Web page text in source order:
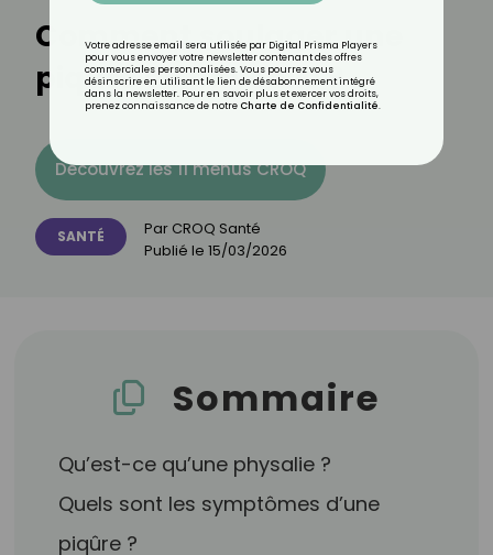
Comment soulager une
piqûre de physalie ?
Découvrez les 11 menus CROQ
SANTÉ Par CROQ Santé
Publié le 15/03/2026
Sommaire
Qu’est-ce qu’une physalie ?
Quels sont les symptômes d’une
piqûre ?
Votre adresse email sera utilisée par Digital Prisma Players
pour vous envoyer votre newsletter contenant des offres
commerciales personnalisées. Vous pourrez vous
désinscrire en utilisant le lien de désabonnement intégré
dans la newsletter. Pour en savoir plus et exercer vos droits,
prenez connaissance de notre Charte de Confidentialité.